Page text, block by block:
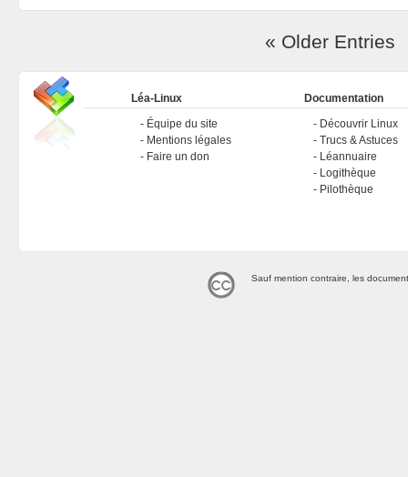
« Older Entries
Léa-Linux
Équipe du site
Mentions légales
Faire un don
Documentation
Découvrir Linux
Trucs & Astuces
Léannuaire
Logithèque
Pilothèque
Sauf mention contraire, les